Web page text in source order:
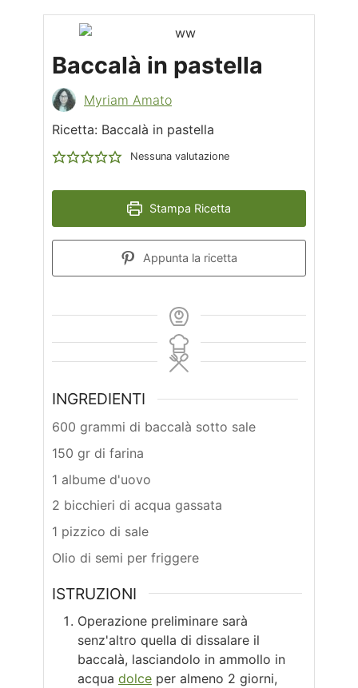
Baccalà in pastella
Myriam Amato
Ricetta: Baccalà in pastella
Nessuna valutazione
Stampa Ricetta
Appunta la ricetta
INGREDIENTI
600 grammi di baccalà sotto sale
150 gr di farina
1 albume d'uovo
2 bicchieri di acqua gassata
1 pizzico di sale
Olio di semi per friggere
ISTRUZIONI
Operazione preliminare sarà
senz'altro quella di dissalare il
baccalà, lasciandolo in ammollo in
acqua dolce per almeno 2 giorni,